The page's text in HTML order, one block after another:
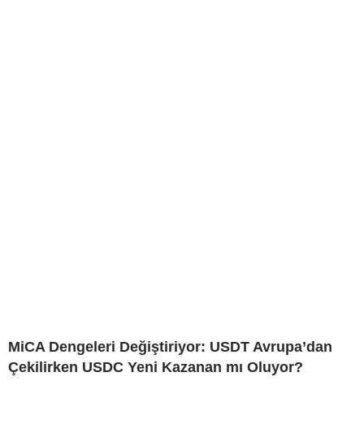
MiCA Dengeleri Değiştiriyor: USDT Avrupa’dan
Çekilirken USDC Yeni Kazanan mı Oluyor?